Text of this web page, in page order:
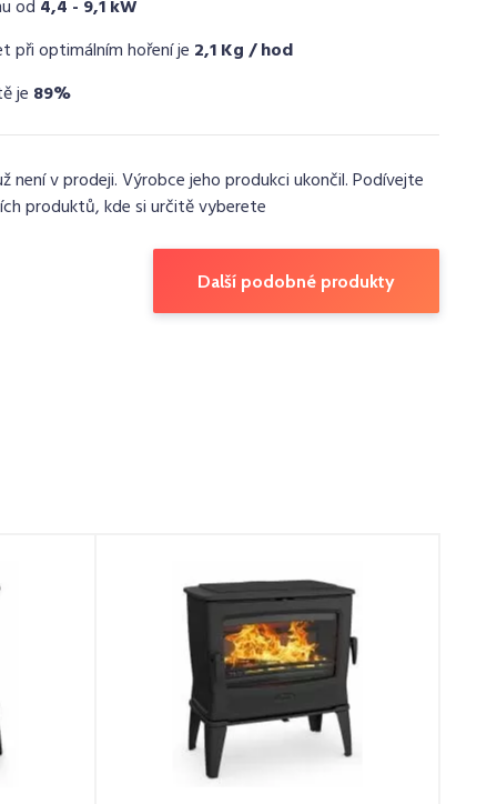
od 4,4 - 9,1 kW
při optimálním hoření je 2,1 Kg / hod
je 89%
není v prodeji. Výrobce jeho produkci ukončil. Podívejte
produktů, kde si určitě vyberete
Další podobné produkty